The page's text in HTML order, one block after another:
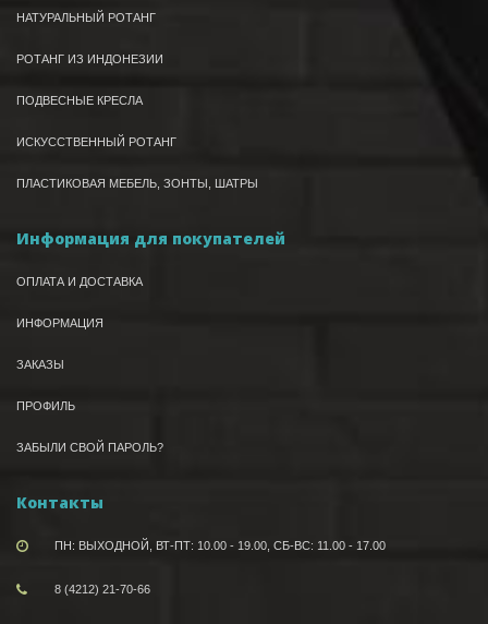
НАТУРАЛЬНЫЙ РОТАНГ
РОТАНГ ИЗ ИНДОНЕЗИИ
ПОДВЕСНЫЕ КРЕСЛА
ИСКУССТВЕННЫЙ РОТАНГ
ПЛАСТИКОВАЯ МЕБЕЛЬ, ЗОНТЫ, ШАТРЫ
Информация для покупателей
ОПЛАТА И ДОСТАВКА
ИНФОРМАЦИЯ
ЗАКАЗЫ
ПРОФИЛЬ
ЗАБЫЛИ СВОЙ ПАРОЛЬ?
Контакты
ПН: ВЫХОДНОЙ, ВТ-ПТ: 10.00 - 19.00, СБ-ВС: 11.00 - 17.00
8 (4212) 21-70-66